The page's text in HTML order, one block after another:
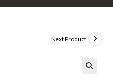
Next Product